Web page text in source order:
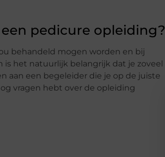
pedicure opleiding?
behandeld mogen worden en bij
het natuurlijk belangrijk dat je zoveel
aan een begeleider die je op de juiste
vragen hebt over de opleiding